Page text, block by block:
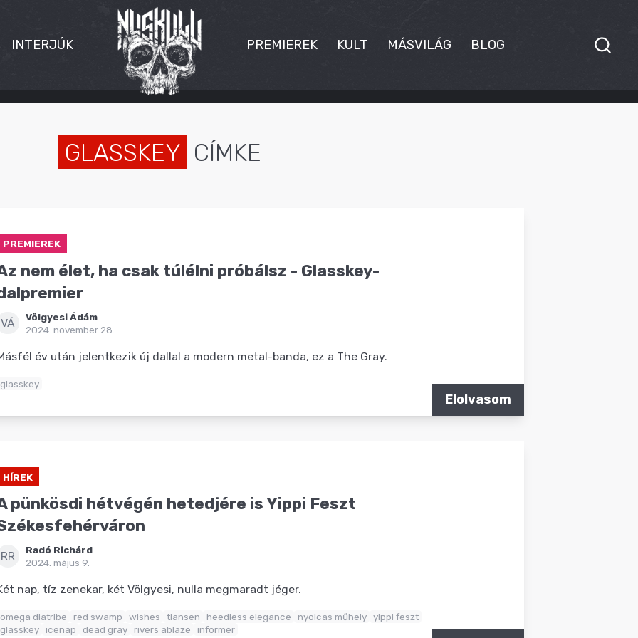
INTERJÚK PREMIEREK KULT MÁSVILÁG BLOG
GLASSKEY CÍMKE
PREMIEREK
nem élet, ha csak túlélni próbálsz - Glasskey-
VÁ
Völgyesi Ádám
2024. november 28.
év után jelentkezik új dallal a modern metal-banda, ez a The Gray.
glasskey
Elolvasom
HÍREK
pünkösdi hétvégén hetedjére is Yippi Feszt
RR
Radó Richárd
2024. május 9.
nap, tíz zenekar, két Völgyesi, nulla megmaradt jéger.
omega diatribe red swamp wishes tiansen heedless elegance nyolcas műhely yippi feszt
glasskey icenap dead gray rivers ablaze informer